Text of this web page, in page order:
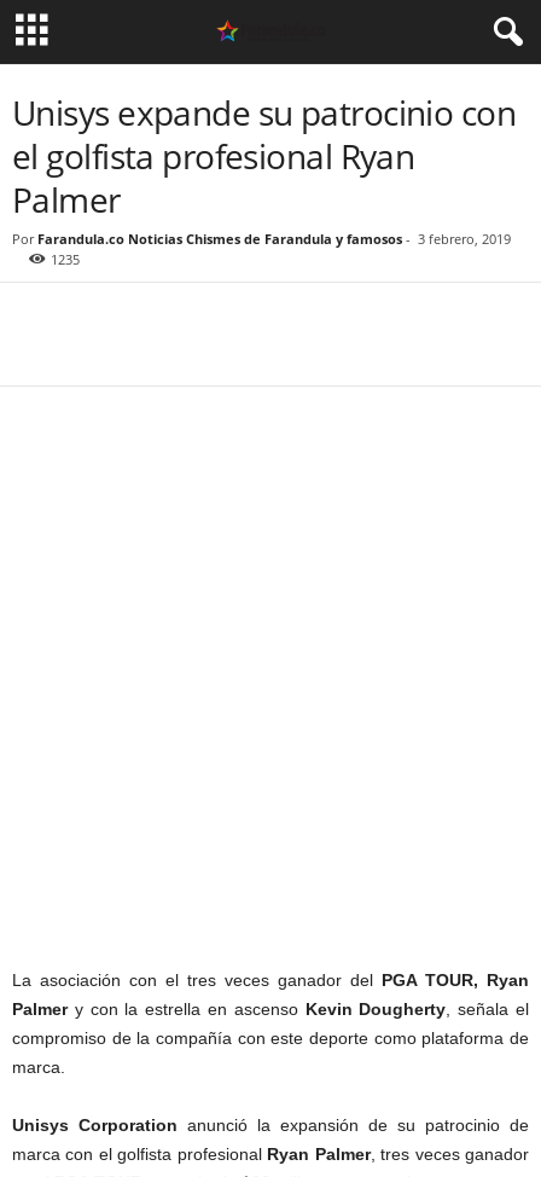
Unisys expande su patrocinio con
el golfista profesional Ryan
Palmer
Por Farandula.co Noticias Chismes de Farandula y famosos - 3 febrero, 2019
1235
La asociación con el tres veces ganador del PGA TOUR, Ryan
Palmery con la estrella en ascenso Kevin Dougherty , señala el
compromiso de la compañía con este deporte como plataforma de
marca.
Unisys Corporation anunció la expansión de su patrocinio de
marca con el golfista profesionalRyan Palmer, tres veces ganador